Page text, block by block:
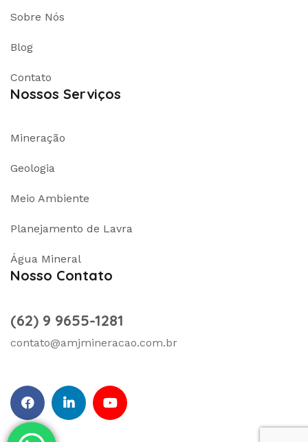
Sobre Nós
Blog
Contato
Nossos Serviços
Mineração
Geologia
Meio Ambiente
Planejamento de Lavra
Água Mineral
Nosso Contato
(62) 9 9655-1281
contato@amjmineracao.com.br
facebookLinkedin